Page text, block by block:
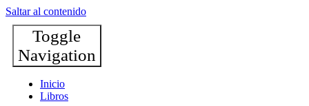
Saltar al contenido
Toggle
Navigation
Inicio
Libros